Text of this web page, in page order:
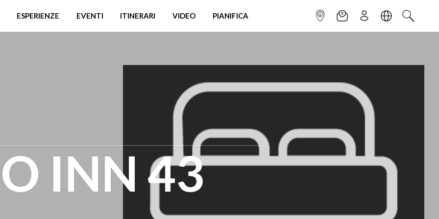
ESPERIENZE EVENTI ITINERARI VIDEO PIANIFICA INFOPOINTNEWSLETTER
ISCRIVITILINGUACERCA
INN 43